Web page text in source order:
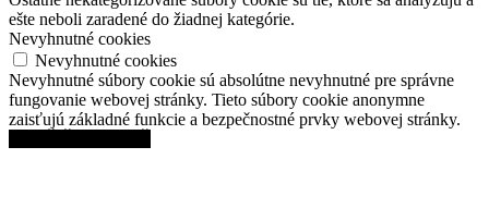
ešte neboli zaradené do žiadnej kategórie.
Nevyhnutné cookies
Nevyhnutné cookies
Nevyhnutné súbory cookie sú absolútne nevyhnutné pre správne
fungovanie webovej stránky. Tieto súbory cookie anonymne
zaisťujú základné funkcie a bezpečnostné prvky webovej stránky.